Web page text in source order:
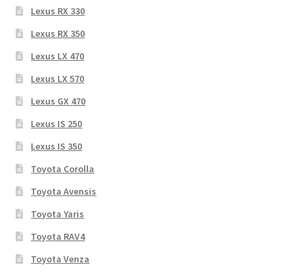
Lexus RX 330
Lexus RX 350
Lexus LX 470
Lexus LX 570
Lexus GX 470
Lexus IS 250
Lexus IS 350
Toyota Corolla
Toyota Avensis
Toyota Yaris
Toyota RAV4
Toyota Venza